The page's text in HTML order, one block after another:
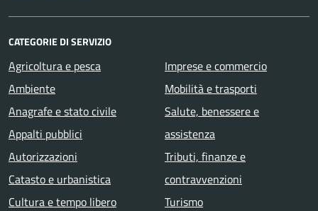
CATEGORIE DI SERVIZIO
Agricoltura e pesca
Ambiente
Anagrafe e stato civile
Appalti pubblici
Autorizzazioni
Catasto e urbanistica
Cultura e tempo libero
Imprese e commercio
Mobilità e trasporti
Salute, benessere e
assistenza
Tributi, finanze e
contravvenzioni
Turismo